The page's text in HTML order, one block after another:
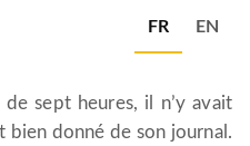
FR EN
sept heures, il n’y avait
bien donné de son journal.